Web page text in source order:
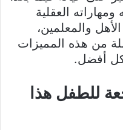
العقلية
والمعلمين،
من هذه المميزات
أفضل.
للطفل هذا